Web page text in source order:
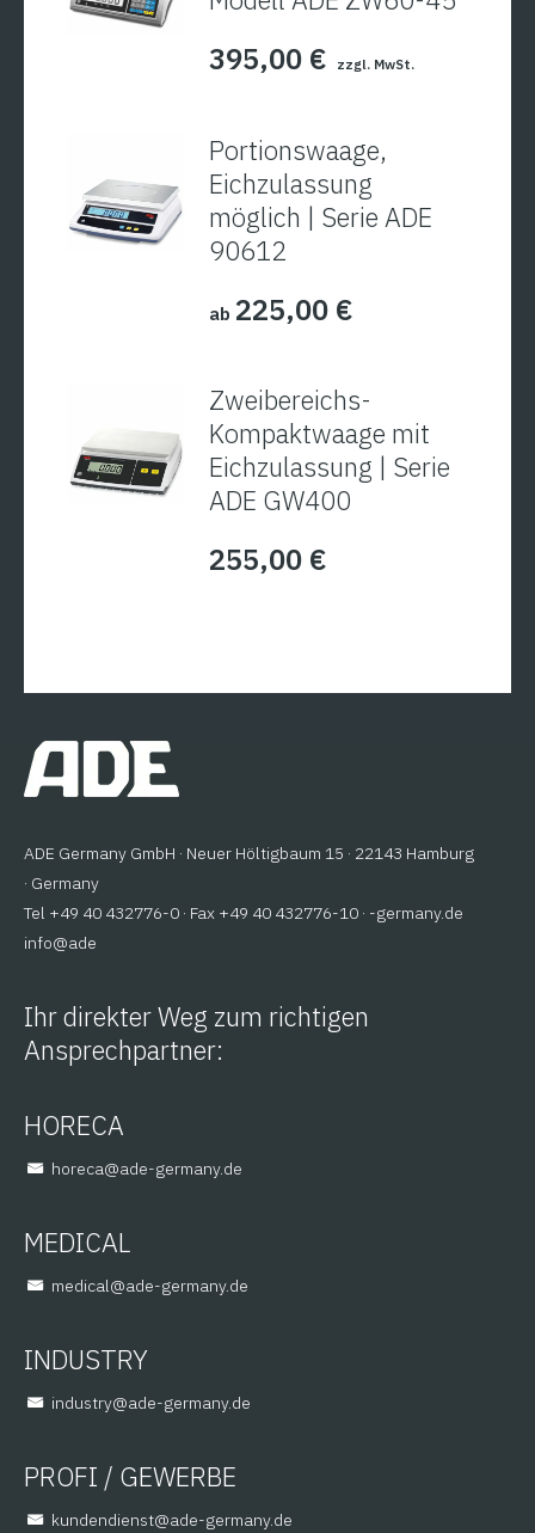
395,00 € zzgl. MwSt.
Portionswaage,
Eichzulassung
möglich | Serie ADE
90612
ab 225,00 €
Zweibereichs-
Kompaktwaage mit
Eichzulassung | Serie
ADE GW400
255,00 €
ADE Germany GmbH · Neuer Höltigbaum 15 · 22143 Hamburg
· Germany
Tel +49 40 432776-0 · Fax +49 40 432776-10 · ed.ynamreg-
eda
@ofni
Ihr direkter Weg zum richtigen
Ansprechpartner:
HORECA
ed.ynamreg-eda
@aceroh
MEDICAL
ed.ynamreg-eda
@lacidem
INDUSTRY
ed.ynamreg-eda
@yrtsudni
PROFI / GEWERBE
ed.ynamreg-eda
@tsneidnednuk